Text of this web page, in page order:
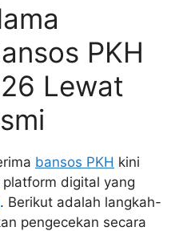
PKH
Lewat
bansos PKH kini
digital yang
. Berikut adalah langkah-
pengecekan secara